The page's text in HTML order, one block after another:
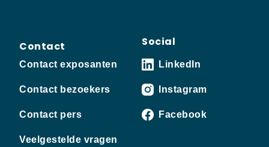
Contact
Contact exposanten
Contact bezoekers
Contact pers
Veelgestelde vragen
Social
LinkedIn
Instagram
Facebook